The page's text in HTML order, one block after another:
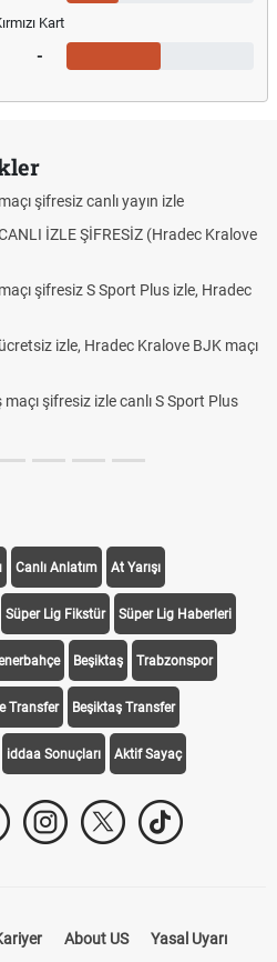
Kart
-
şifresiz canlı yayın izle
İZLE ŞİFRESİZ (Hradec Kralove
şifresiz S Sport Plus izle, Hradec
izle, Hradec Kralove BJK maçı
şifresiz izle canlı S Sport Plus
Canlı Anlatım At Yarışı
Süper Lig Fikstür Süper Lig Haberleri
Beşiktaş Trabzonspor
Transfer Beşiktaş Transfer
iddaa Sonuçları Aktif Sayaç
About US Yasal Uyarı